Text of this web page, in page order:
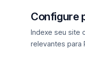
Configure
Indexe seu site
relevantes para